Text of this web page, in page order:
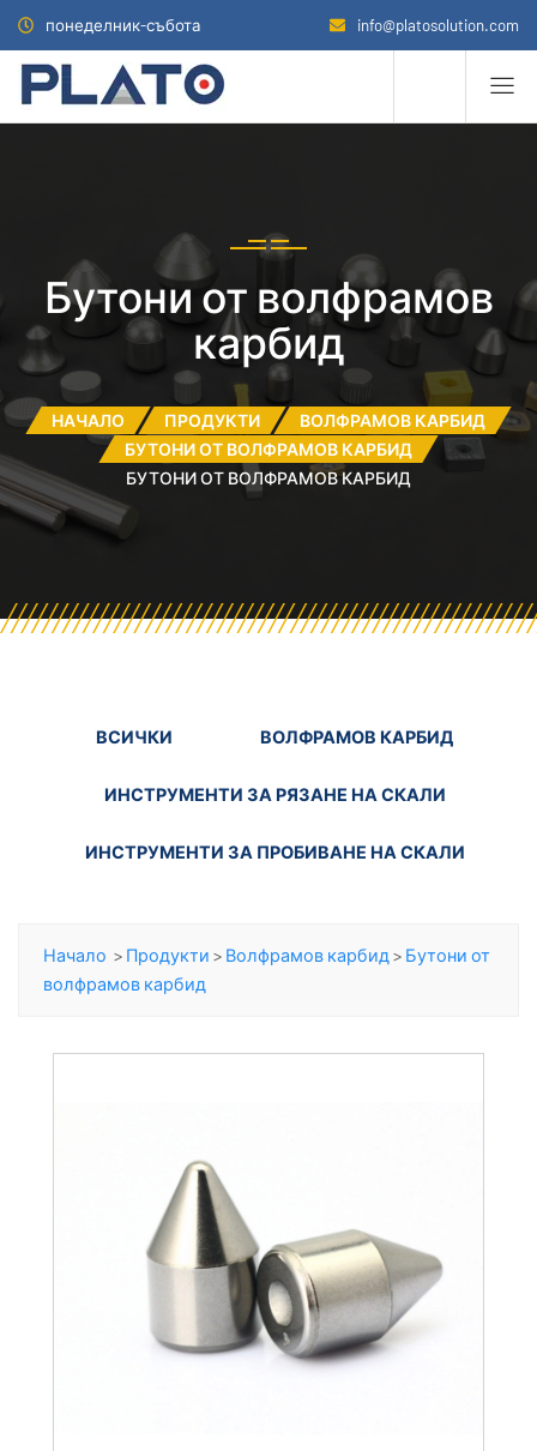
понеделник-събота info@platosolution.com
Бутони от волфрамов
карбид
НАЧАЛО ПРОДУКТИ
ВОЛФРАМОВ КАРБИД
БУТОНИ ОТ ВОЛФРАМОВ КАРБИД
БУТОНИ ОТ ВОЛФРАМОВ КАРБИД
ВСИЧКИ ВОЛФРАМОВ КАРБИД
ИНСТРУМЕНТИ ЗА РЯЗАНЕ НА СКАЛИ
ИНСТРУМЕНТИ ЗА ПРОБИВАНЕ НА СКАЛИ
Начало > Продукти > Волфрамов карбид > Бутони от
волфрамов карбид